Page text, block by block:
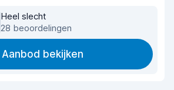
Heel slecht
28 beoordelingen
Aanbod bekijken